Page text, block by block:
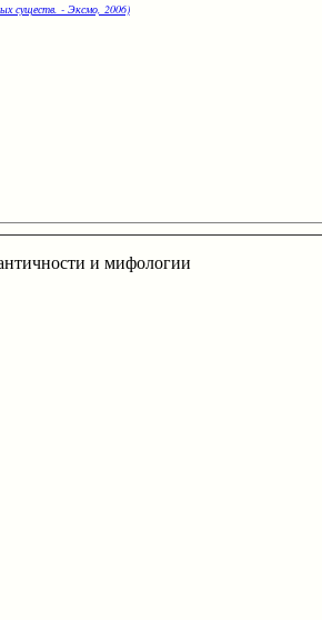
существ. - Эксмо, 2006)
и мифологии